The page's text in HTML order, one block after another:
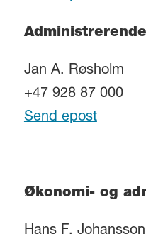
Jan A. Røsholm
+47 928 87 000
Send epost
Økonomi- og
Hans F. Johansson